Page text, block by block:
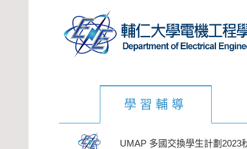
學習輔導
UMAP 多國交換學生計劃2023